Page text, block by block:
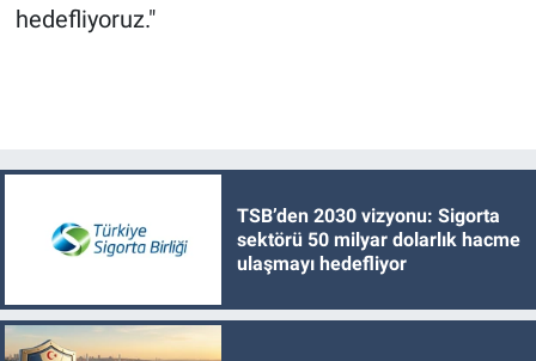
hedefliyoruz."
TSB’den 2030 vizyonu: Sigorta
sektörü 50 milyar dolarlık hacme
ulaşmayı hedefliyor